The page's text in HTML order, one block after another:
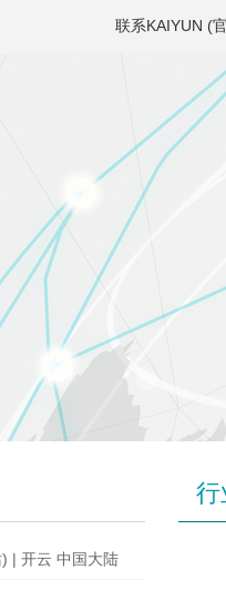
联系KAIYUN (
行
| 开云 中国大陆